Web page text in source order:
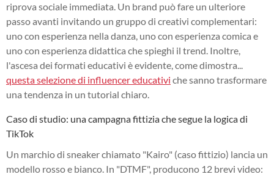
riprova sociale immediata. Un brand può fare un ulteriore
passo avanti invitando un gruppo di creativi complementari:
uno con esperienza nella danza, uno con esperienza comica e
uno con esperienza didattica che spieghi il trend. Inoltre,
l'ascesa dei formati educativi è evidente, come dimostra...
questa selezione di influencer educativi che sanno trasformare
una tendenza in un tutorial chiaro.
Caso di studio: una campagna fittizia che segue la logica di
TikTok
Un marchio di sneaker chiamato "Kairo" (caso fittizio) lancia un
modello rosso e bianco. In "DTMF", producono 12 brevi video: